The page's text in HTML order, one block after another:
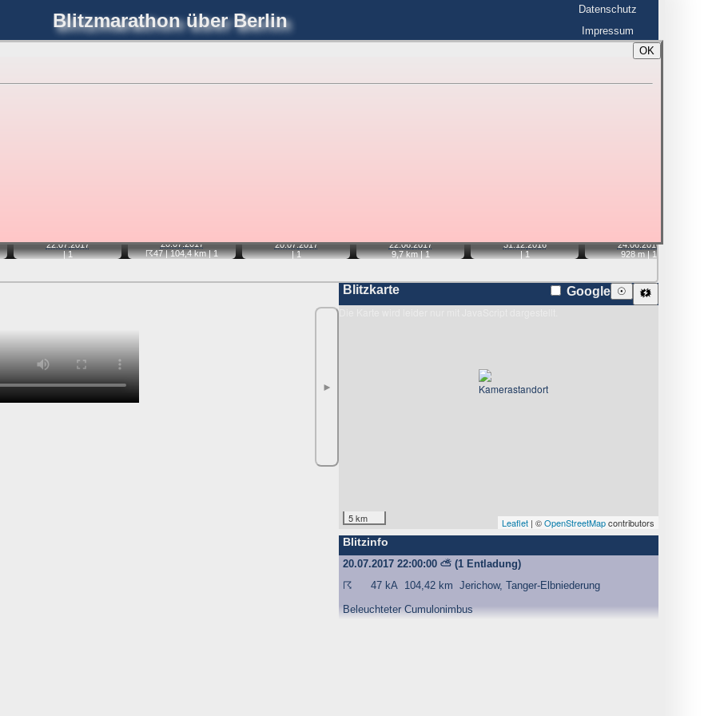
OK
Blitzmarathonüber Berlin
joerglorenz.de
Datenschutz
Impressum
Blitzmarathon Am Himmel Luftfahrt Blitzmarathon ☰
22.07.2017
|1
20.07.2017
☈47| 104,4 km |1
20.07.2017
|1
22.06.2017
9,7 km |1
31.12.2016
|1
24.06.2016
928 m |1
►
Blitzkarte 🗱
☉
Google
5 km Leaflet | ©OpenStreetMapcontributors
Blitzinfo
20.07.2017 22:00:00 ⛅ (1 Entladung)
☈
47 kA 104,42 km
Jerichow, Tanger-Elbniederung
Beleuchteter Cumulonimbus